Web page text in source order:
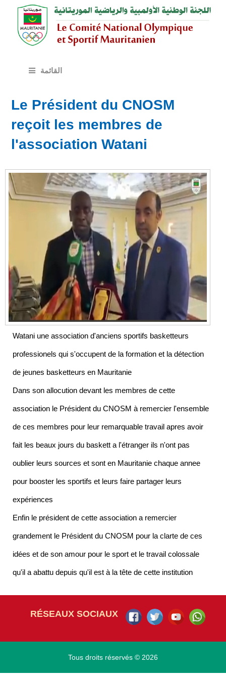
القائمة
Le Président du CNOSM
reçoit les membres de
l'association Watani
Watani une association d'anciens sportifs basketteurs
professionels qui s'occupent de la formation et la détection
de jeunes basketteurs en Mauritanie
Dans son allocution devant les membres de cette
association le Président du CNOSM à remercier l'ensemble
de ces membres pour leur remarquable travail apres avoir
fait les beaux jours du baskett a l'étranger ils n'ont pas
oublier leurs sources et sont en Mauritanie chaque annee
pour booster les sportifs et leurs faire partager leurs
expériences
Enfin le président de cette association a remercier
grandement le Président du CNOSM pour la clarte de ces
idées et de son amour pour le sport et le travail colossale
qu'il a abattu depuis qu'il est à la tête de cette institution
RÉSEAUX SOCIAUX
Tous droits réservés © 2026